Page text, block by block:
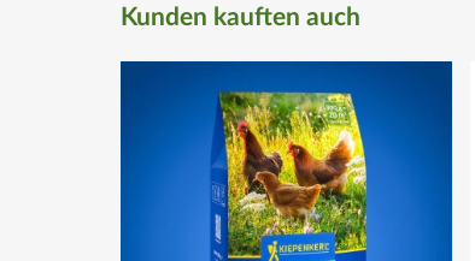
Kunden kauften auch